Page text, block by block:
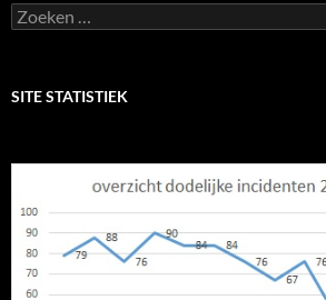
Zoeken
naar:
SITE STATISTIEK